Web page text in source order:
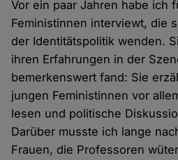
Vor ein paar Jahren habe ich
Feministinnen interviewt, die
der Identitätspolitik wenden.
ihren Erfahrungen in der
bemerkenswert fand: Sie
jungen Feministinnen vor
lesen und politische
Darüber musste ich lange
Frauen, die Professoren